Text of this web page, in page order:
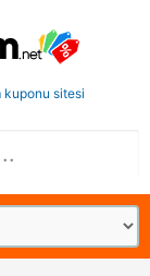
kuponu sitesi